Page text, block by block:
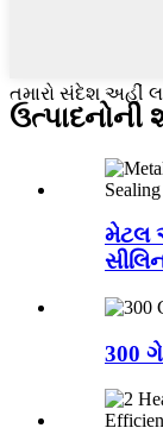
તમારો સંદેશ અહીં
મેટલ
300